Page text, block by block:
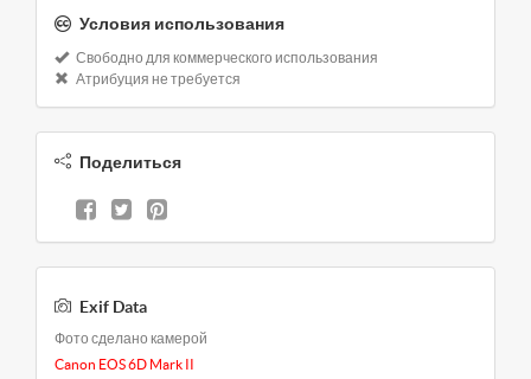
Условия использования
Свободно для коммерческого использования
Атрибуция не требуется
Поделиться
Exif Data
Фото сделано камерой
Canon EOS 6D Mark II